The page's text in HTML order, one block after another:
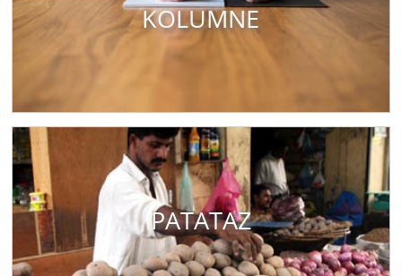
KOLUMNE
PATATAZ